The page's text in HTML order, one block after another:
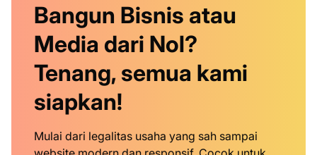
Bangun Bisnis atau
Media dari Nol?
Tenang, semua kami
siapkan!
Mulai dari legalitas usaha yang sah sampai